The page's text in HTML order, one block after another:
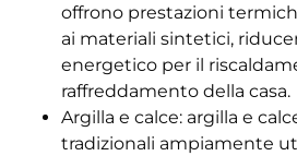
offrono prestazioni
ai materiali sintetici,
energetico per il
raffreddamento della casa.
Argilla e calce: argilla e
tradizionali ampiamente